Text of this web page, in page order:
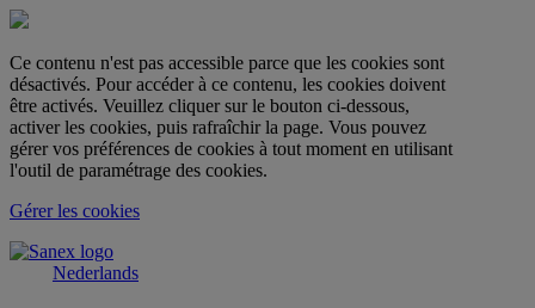
Ce contenu n'est pas accessible parce que les cookies sont
désactivés. Pour accéder à ce contenu, les cookies doivent
être activés. Veuillez cliquer sur le bouton ci-dessous,
activer les cookies, puis rafraîchir la page. Vous pouvez
gérer vos préférences de cookies à tout moment en utilisant
l'outil de paramétrage des cookies.
Gérer les cookies
Nederlands